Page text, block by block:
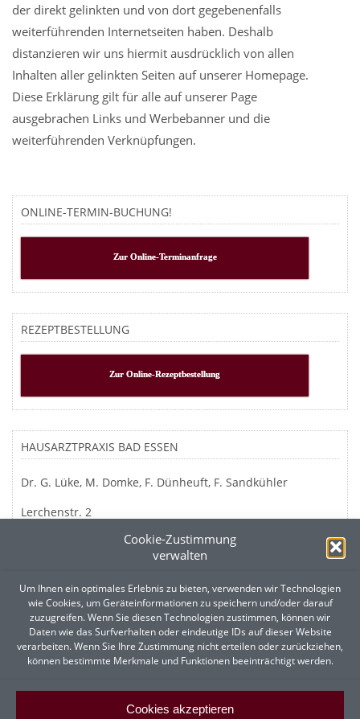
Cookie-Zustimmung
verwalten
Um Ihnen ein optimales Erlebnis zu bieten, verwenden wir Technologien
wie Cookies, um Geräteinformationen zu speichern und/oder darauf
zuzugreifen. Wenn Sie diesen Technologien zustimmen, können wir
Daten wie das Surfverhalten oder eindeutige IDs auf dieser Website
verarbeiten. Wenn Sie Ihre Zustimmung nicht erteilen oder zurückziehen,
können bestimmte Merkmale und Funktionen beeinträchtigt werden.
Cookies akzeptieren
der direkt gelinkten und von dort gegebenenfalls
weiterführenden Internetseiten haben. Deshalb
distanzieren wir uns hiermit ausdrücklich von allen
Inhalten aller gelinkten Seiten auf unserer Homepage.
Diese Erklärung gilt für alle auf unserer Page
ausgebrachen Links und Werbebanner und die
weiterführenden Verknüpfungen.
ONLINE-TERMIN-BUCHUNG!
Zur Online-Terminanfrage
REZEPTBESTELLUNG
Zur Online-Rezeptbestellung
HAUSARZTPRAXIS BAD ESSEN
Dr. G. Lüke, M. Domke, F. Dünheuft, F. Sandkühler
Lerchenstr. 2
UNSERE SPRECHSTUNDEN
Montag:
7:30-12:30 und 14:00-18:30 Uhr
Dienstag:
7:30-12:30 und 14:00-18:30 Uhr
7:30-12:30 und 14:00 -18:30 Uhr